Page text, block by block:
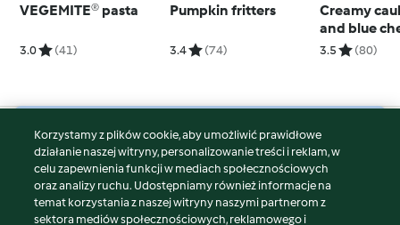
VEGEMITE® pasta
3.0 (41)
Pumpkin fritters
3.4 (74)
Creamy
and blue
pasta
3.5 (80)
© Copyright 2026
Warunki korzystania
Polityka prywatności
Disclaimer
Korzystamy z plików cookie, aby umożliwić prawidłowe
działanie naszej witryny, personalizowanie treści i reklam, w
celu zapewnienia funkcji w mediach społecznościowych
oraz analizy ruchu. Udostępniamy również informacje na
temat korzystania z naszej witryny naszymi partnerom z
sektora mediów społecznościowych, reklamowego i